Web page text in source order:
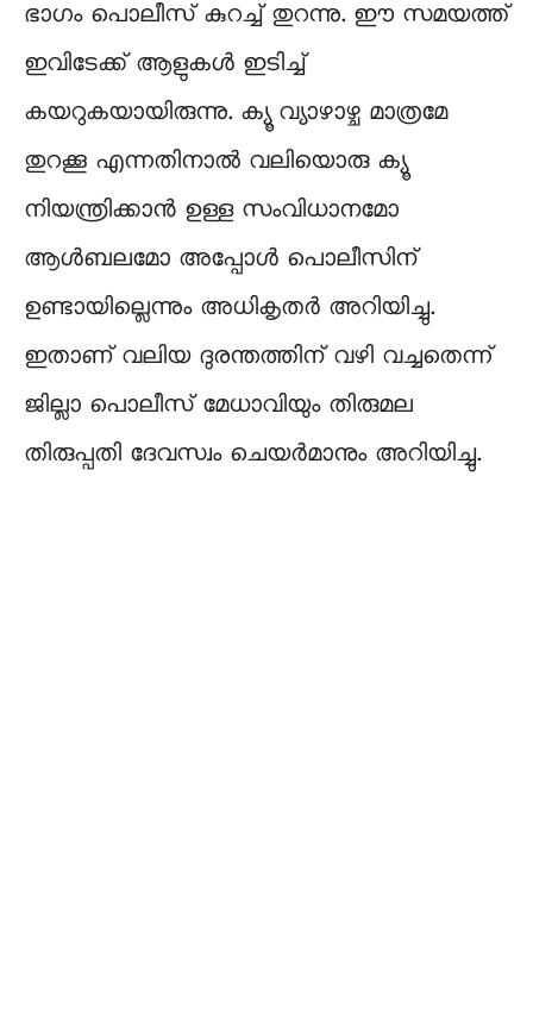
ഭാഗം പൊലീസ് കുറച്ച് തുറന്നു. ഈ സമയത്ത്
ഇവിടേക്ക് ആളുകൾ ഇടിച്ച്
കയറുകയായിരുന്നു. ക്യൂ വ്യാഴാഴ്ച മാത്രമേ
തുറക്കൂ എന്നതിനാൽ വലിയൊരു ക്യൂ
നിയന്ത്രിക്കാൻ ഉള്ള സംവിധാനമോ
ആൾബലമോ അപ്പോൾ പൊലീസിന്
ഉണ്ടായില്ലെന്നും അധികൃതർ അറിയിച്ചു.
ഇതാണ് വലിയ ദുരന്തത്തിന് വഴി വച്ചതെന്ന്
ജില്ലാ പൊലീസ് മേധാവിയും തിരുമല
തിരുപ്പതി ദേവസ്വം ചെയർമാനും അറിയിച്ചു.